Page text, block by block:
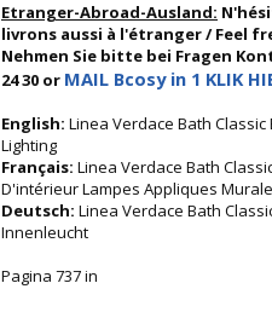
Etranger-Abroad-Ausland:
livrons aussi à l'étranger / Feel
Nehmen Sie bitte bei Fragen
24 30 or MAIL Bcosy in 1 KLIK
English: Linea Verdace Bath Classic
Lighting
Français: Linea Verdace Bath
D'intérieur Lampes Appliques
Deutsch: Linea Verdace Bath
Innenleucht
Pagina 737 in